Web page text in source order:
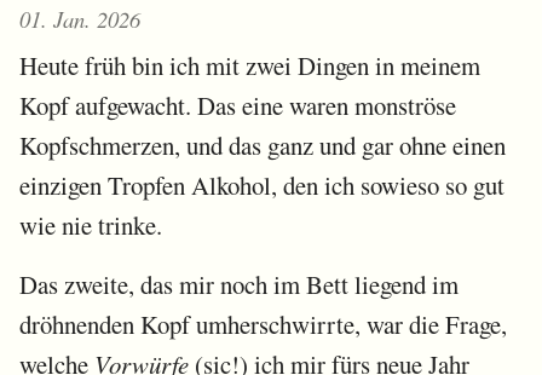
01. Jan. 2026
Heute früh bin ich mit zwei Dingen in meinem
Kopf aufgewacht. Das eine waren monströse
Kopfschmerzen, und das ganz und gar ohne einen
einzigen Tropfen Alkohol, den ich sowieso so gut
wie nie trinke.
Das zweite, das mir noch im Bett liegend im
dröhnenden Kopf umherschwirrte, war die Frage,
welche Vorwürfe (sic!) ich mir fürs neue Jahr